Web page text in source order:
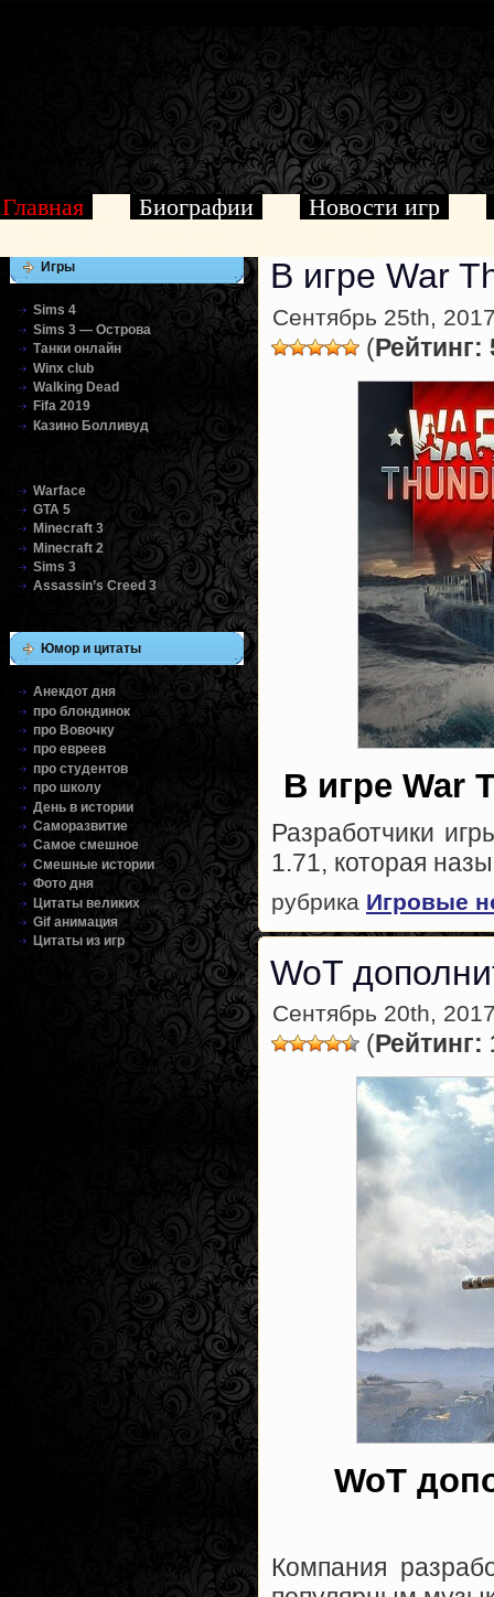
Главная Биографии Новости игр
В игре War
Сентябрь 25th,
(Рейтинг:
В игре War
Разработчики
1.71, которая
рубрика Игровые
WoT
Сентябрь 20th,
(Рейтинг:
WoT
Компания
Игры
Sims 4
Sims 3 — Острова
Танки онлайн
Winx club
Walking Dead
Fifa 2019
Казино Болливуд
Warface
GTA 5
Minecraft 3
Minecraft 2
Sims 3
Assassin’s Creed 3
Юмор и цитаты
Анекдот дня
про блондинок
про Вовочку
про евреев
про студентов
про школу
День в истории
Саморазвитие
Самое смешное
Смешные истории
Фото дня
Цитаты великих
Gif анимация
Цитаты из игр